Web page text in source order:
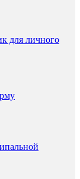
для личного